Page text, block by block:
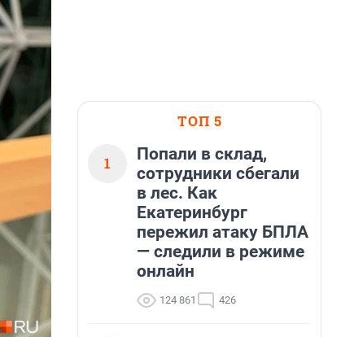
ТОП 5
1
Попали в склад,
сотрудники сбегали
в лес. Как
Екатеринбург
пережил атаку БПЛА
— следили в режиме
онлайн
124 861 426